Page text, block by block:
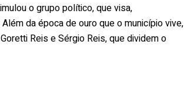
o grupo político, que visa,
da época de ouro que o município vive,
Reis e Sérgio Reis, que dividem o